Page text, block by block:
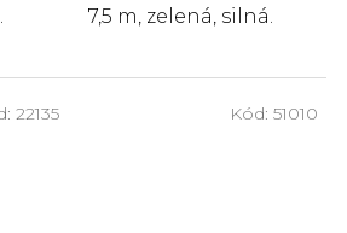
7,5 m, zelená, silná.
22135 Kód: 51010